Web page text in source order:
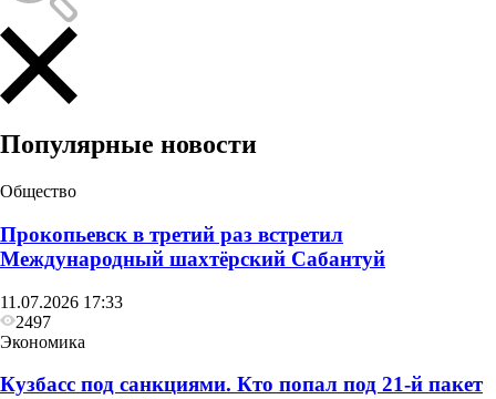
Популярные новости
Общество
Прокопьевск в третий раз встретил
Международный шахтёрский Сабантуй
11.07.2026 17:33
2497
Экономика
Кузбасс под санкциями. Кто попал под 21‑й пакет